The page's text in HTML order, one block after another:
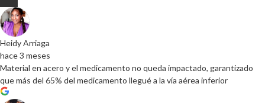
Heidy Arriaga
hace 3 meses
Material en acero y el medicamento no queda impactado, garantizado
que más del 65% del medicamento llegué a la vía aérea inferior